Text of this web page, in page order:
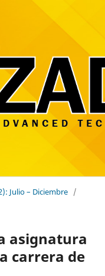
Julio – Diciembre /
asignatura
carrera de